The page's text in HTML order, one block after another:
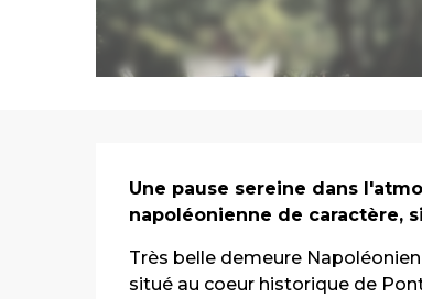
Une pause sereine dans
napoléonienne de caractère,
Très belle demeure
situé au coeur historique de